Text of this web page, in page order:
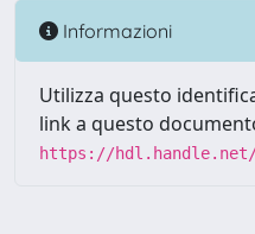
Informazioni
Utilizza questo
link a questo
https://hdl.handle.net/